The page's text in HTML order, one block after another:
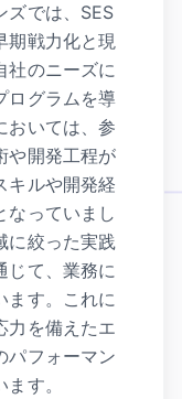
ズでは、SES
期戦力化と現
社のニーズに
ログラムを導
おいては、参
や開発工程が
キルや開発経
なっていまし
に絞った実践
じて、業務に
ます。これに
力を備えたエ
パフォーマン
す。